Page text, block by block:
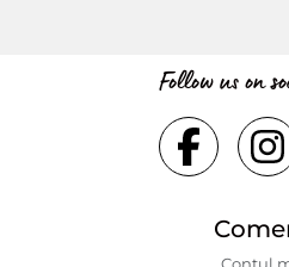
Follow us on
Contul